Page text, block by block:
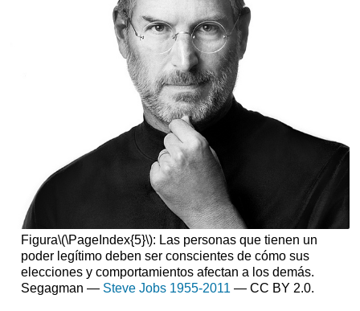
Figura\(\PageIndex{5}\): Las personas que tienen un
poder legítimo deben ser conscientes de cómo sus
elecciones y comportamientos afectan a los demás.
Segagman — Steve Jobs 1955-2011 — CC BY 2.0.